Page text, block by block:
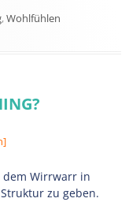
,Wohlfühlen
dem Wirrwarr in
zu geben.